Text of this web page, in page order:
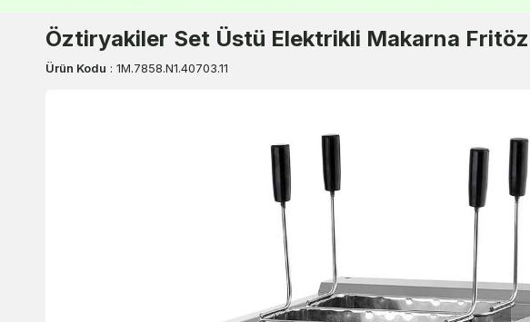
Öztiryakiler Set Üstü Elektrikli Makarna
Ürün Kodu : 1M.7858.N1.40703.11